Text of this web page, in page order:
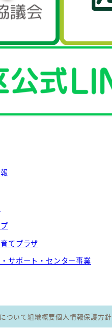
てプラザ
サポート・センター事業
ついて組織概要個人情報保護方針